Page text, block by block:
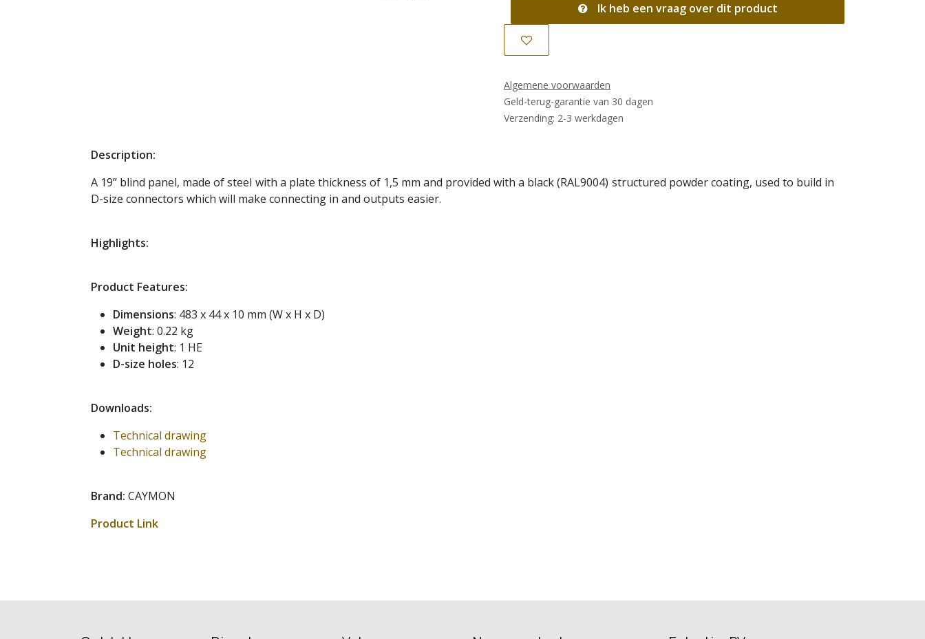
Ik heb een vraag over dit product
Algemene voorwaarden
Geld-terug-garantie van 30 dagen
Verzending: 2-3 werkdagen
Description:
A 19” blind panel, made of steel with a plate thickness of 1,5 mm and provided with a black (RAL9004) structured powder coating, used to build in
D-size connectors which will make connecting in and outputs easier.
Highlights:
Product Features:
Dimensions: 483 x 44 x 10 mm (W x H x D)
Weight: 0.22 kg
Unit height: 1 HE
D-size holes: 12
Downloads:
Technical drawing
Technical drawing
Brand: CAYMON
Product Link